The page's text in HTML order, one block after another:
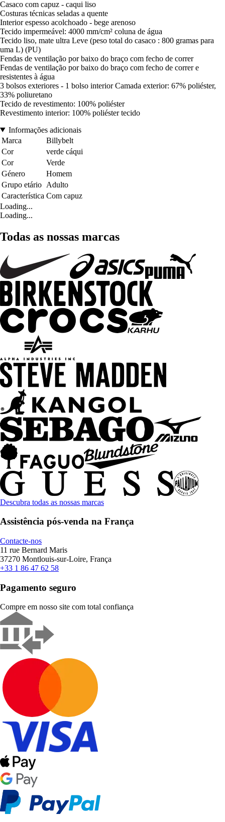
Casaco com capuz - caqui liso
Costuras técnicas seladas a quente
Interior espesso acolchoado - bege arenoso
Tecido impermeável: 4000 mm/cm² coluna de água
Tecido liso, mate ultra Leve (peso total do casaco : 800 gramas para
uma L) (PU)
Fendas de ventilação por baixo do braço com fecho de correr
Fendas de ventilação por baixo do braço com fecho de correr e
resistentes à água
3 bolsos exteriores - 1 bolso interior Camada exterior: 67% poliéster,
33% poliuretano
Tecido de revestimento: 100% poliéster
Revestimento interior: 100% poliéster tecido
Informações adicionais
Marca
Billybelt
Cor
verde cáqui
Cor
Verde
Género
Homem
Grupo etário Adulto
Característica Com capuz
Loading...
Loading...
Todas as nossas marcas
Descubra todas as nossas marcas
Assistência pós-venda na França
Contacte-nos
11 rue Bernard Maris
37270 Montlouis-sur-Loire, França
+33 1 86 47 62 58
Pagamento seguro
Compre em nosso site com total confiança